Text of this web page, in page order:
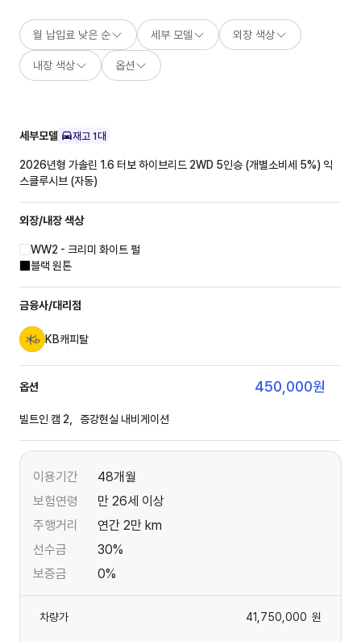
월 납입료 낮은 순 세부 모델 외장 색상
내장 색상 옵션
세부모델 재고 1대
2026년형 가솔린 1.6 터보 하이브리드 2WD 5인승 (개별소비세 5%)익
스클루시브 (자동)
외장/내장색상
WW2 - 크리미 화이트 펄
블랙 원톤
금융사/대리점
KB캐피탈
옵션 450,000원
빌트인 캠 2，증강현실 내비게이션
이용기간
48개월
보험연령
만 26세 이상
주행거리
연간 2만 km
선수금
30%
보증금
0%
차량가 41,750,000 원